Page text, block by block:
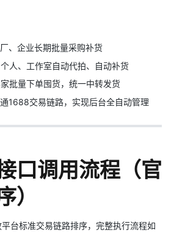
、企业长期批量采购补货
个人、工作室自动代拍、自动补货
批量下单囤货，统一中转发货
1688交易链路，实现后台全自动管理
口调用流程（官
）
台标准交易链路排序，完整执行流程如